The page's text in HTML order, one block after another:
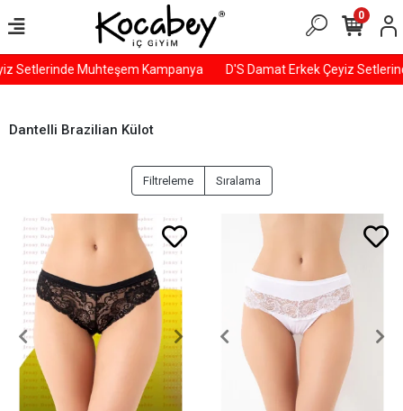
Setlerinde Muhteşem Kampanya D'S Damat Erkek Çeyiz
0
Dantelli Brazilian Külot
Filtreleme Sıralama